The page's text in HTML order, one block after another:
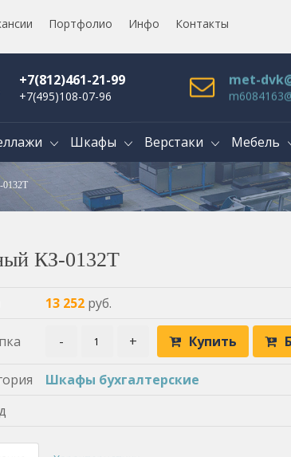
Портфолио Инфо Контакты
+7(812)461-21-99
+7(495)108-07-96
met-
Шкафы Верстаки Мебель
0132Т
КЗ-0132Т
13 252руб.
- + Купить
Шкафы бухгалтерские